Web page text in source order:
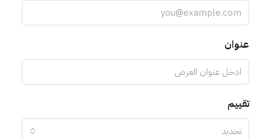
عنوان
تقييم
تحديد